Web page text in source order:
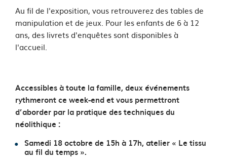
Au fil de l'exposition, vous retrouverez des tables de
manipulation et de jeux. Pour les enfants de 6 à 12
ans, des livrets d'enquêtes sont disponibles à
l'accueil.
Accessibles à toute la famille, deux événements
rythmeront ce week-end et vous permettront
d’aborder par la pratique des techniques du
néolithique :
Samedi 18 octobre de 15h à 17h, atelier « Le tissu
au fil du temps ».